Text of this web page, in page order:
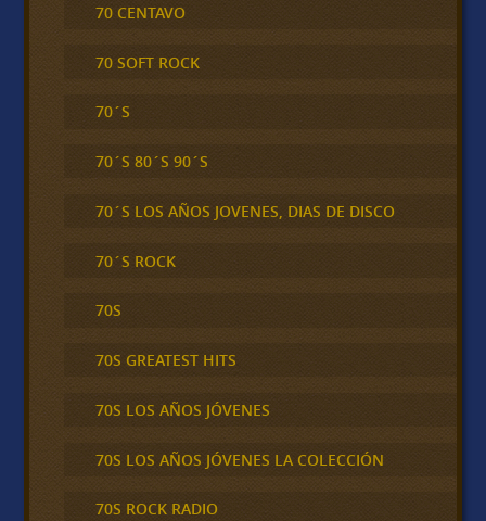
70 CENTAVO
70 SOFT ROCK
70´S
70´S 80´S 90´S
70´S LOS AÑOS JOVENES, DIAS DE DISCO
70´S ROCK
70S
70S GREATEST HITS
70S LOS AÑOS JÓVENES
70S LOS AÑOS JÓVENES LA COLECCIÓN
70S ROCK RADIO